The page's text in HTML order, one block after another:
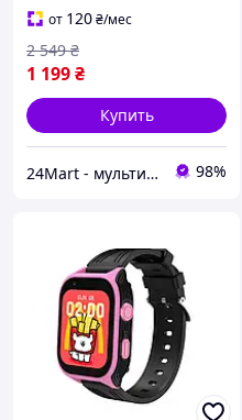
от 120₴/мес
1 199₴
2 549 ₴
Купить
24Mart - мультибрендовый интернет магазин 98%